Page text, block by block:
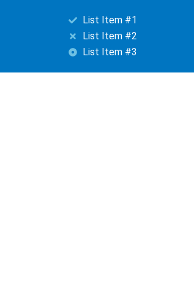
List Item #1
List Item #2
List Item #3